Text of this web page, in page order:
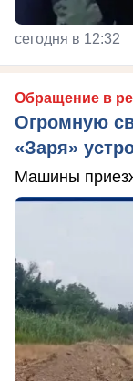
сегодня в 12:32
Обращение в
Огромную
«Заря»
Машины